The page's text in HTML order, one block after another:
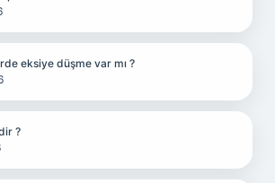
eksiye düşme var mı ?
?